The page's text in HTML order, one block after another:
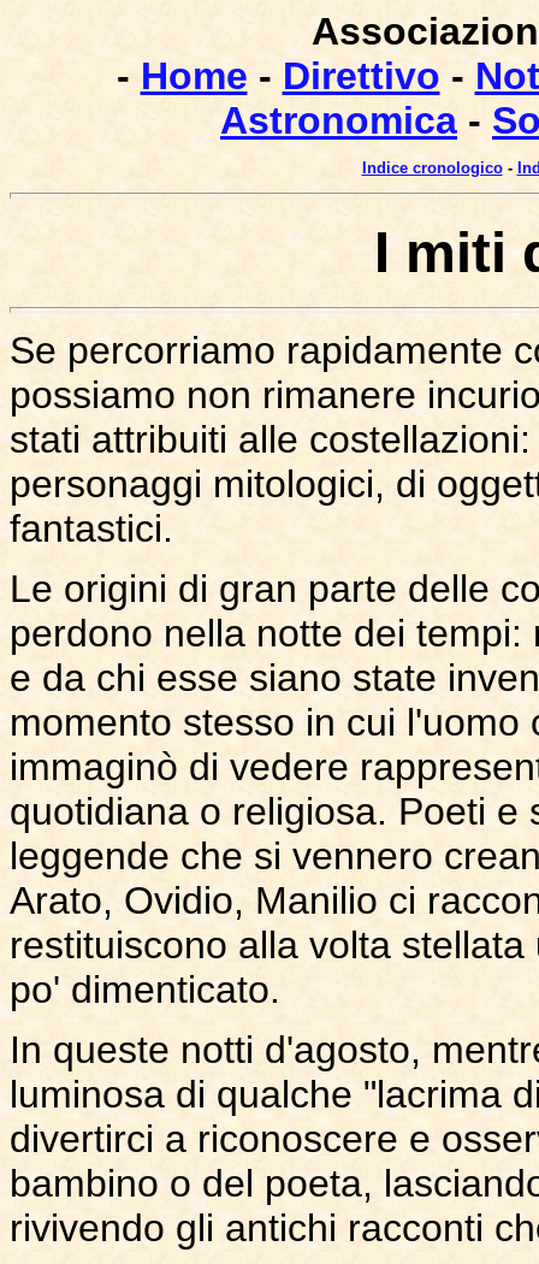
- Home - Direttivo -
Astronomica -
Indice cronologico-
I miti
Se percorriamo rapidamente
possiamo non rimanere
stati attribuiti alle
personaggi mitologici, di
fantastici.
Le origini di gran parte delle
perdono nella notte dei
e da chi esse siano state
momento stesso in cui
immaginò di vedere
quotidiana o religiosa. Poeti
leggende che si vennero
Arato, Ovidio, Manilio ci
restituiscono alla volta
po' dimenticato.
In queste notti d'agosto,
luminosa di qualche "lacrima
divertirci a riconoscere e
bambino o del poeta,
rivivendo gli antichi racconti